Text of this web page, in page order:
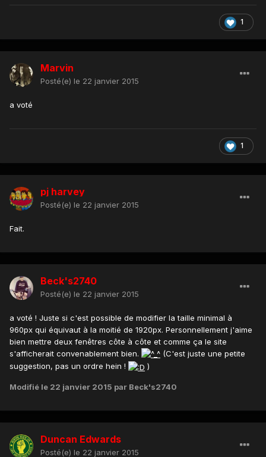
1
Marvin
Posté(e) le 22 janvier 2015
a voté
1
pj harvey
Posté(e) le 22 janvier 2015
Fait.
Beck's2740
Posté(e) le 22 janvier 2015
a voté ! Juste si c'est possible de modifier la taille minimal à
960px qui équivaut à la moitié de 1920px. Personnellement j'aime
bien mettre deux fenêtres côte à côte et comme ça le site
s'afficherait convenablement bien.
(C'est juste une petite
suggestion, pas un ordre hein !
)
Modifié le 22 janvier 2015 par Beck's2740
Duncan Edwards
Posté(e) le 22 janvier 2015